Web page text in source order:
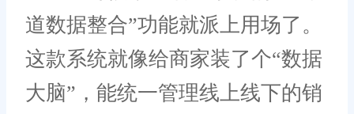
道数据整合”功能就派上用场了。
这款系统就像给商家装了个“数据
大脑”，能统一管理线上线下的销